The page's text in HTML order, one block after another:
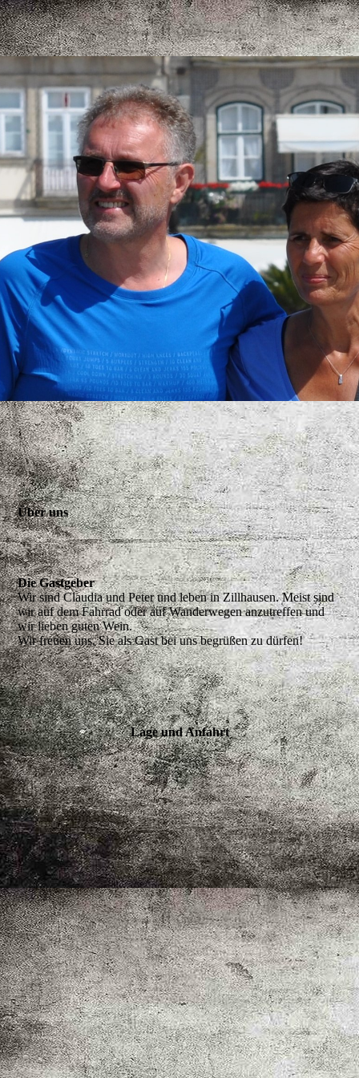
.
Über uns
Die Gastgeber
Wir sind Claudia und Peter und leben in Zillhausen. Meist sind
wir auf dem Fahrrad oder auf Wanderwegen anzutreffen und
wir lieben guten Wein.
Wir freuen uns, Sie als Gast bei uns begrüßen zu dürfen!
Lage und Anfahrt